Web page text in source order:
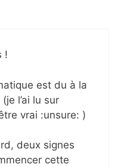
!
est du à la
l’ai lu sur
vrai :unsure: )
deux signes
cette